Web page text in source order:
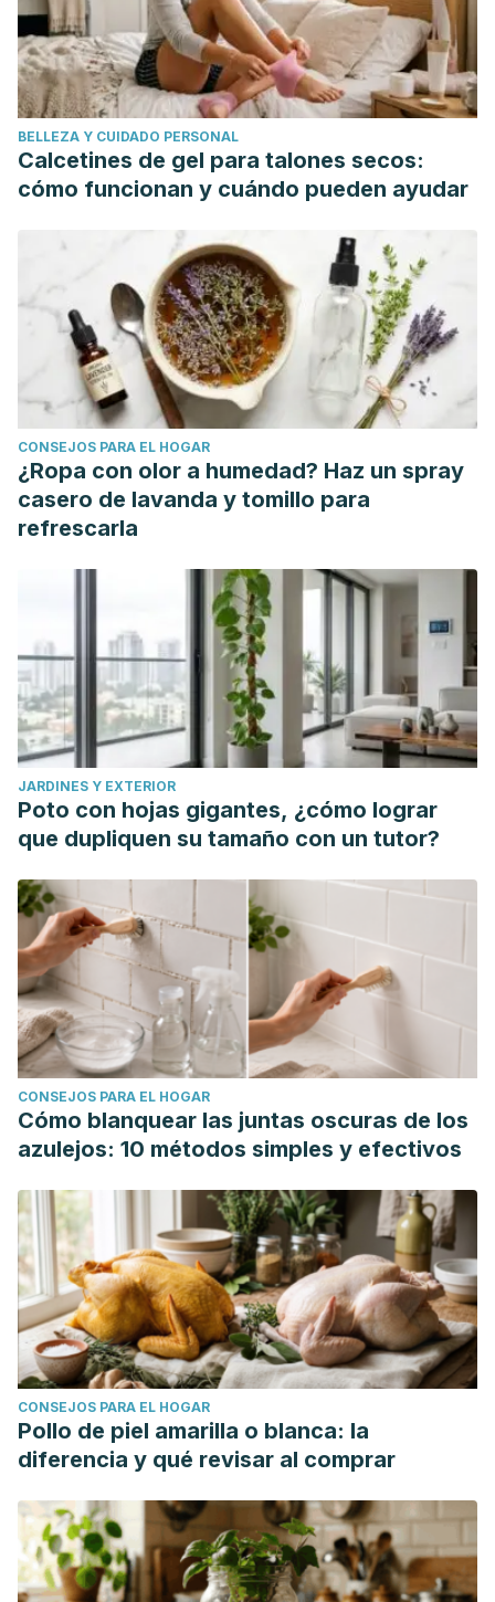
doi:10.1001/jamadermatol.2013.8364
Foliculitis. Mayo Clinic. https://www.mayoclinic.org/es-
es/diseases-conditions/folliculitis/symptoms-causes/syc-
20361634
Rodríguez Domínguez, Ileana, Santana Gutiérrez, Odalis,
Recio López, Orlando, & Fuentes Naranjo, Marilín. (2006).
piel. Revista Cubana de Enfermería, 22(3) Recuperado en
27 de agosto de 2020, de http://scielo.sld.cu/scielo.php?
script=sci_arttext&pid=S0864-
03192006000300004&lng=es&tlng=pt.
BELLEZA Y CUIDADO PERSONAL
Calcetines de gel para talones secos:
cómo funcionan y cuándo pueden ayudar
CONSEJOS PARA EL HOGAR
¿Ropa con olor a humedad? Haz un spray
casero de lavanda y tomillo para
refrescarla
JARDINES Y EXTERIOR
Poto con hojas gigantes, ¿cómo lograr
que dupliquen su tamaño con un tutor?
CONSEJOS PARA EL HOGAR
Cómo blanquear las juntas oscuras de los
azulejos: 10 métodos simples y efectivos
CONSEJOS PARA EL HOGAR
Pollo de piel amarilla o blanca: la
diferencia y qué revisar al comprar